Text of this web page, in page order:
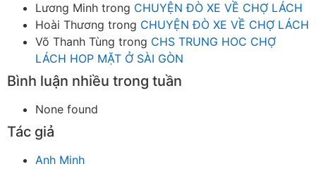
Lương Minh trong CHUYỆN ĐÒ XE VỀ CHỢ LÁCH
Hoài Thương trong CHUYỆN ĐÒ XE VỀ CHỢ LÁCH
Võ Thanh Tùng trong CHS TRUNG HOC CHỢ
LÁCH HOP MẶT Ở SÀI GÒN
Bình luận nhiều trong tuần
None found
Tác giả
Anh Minh